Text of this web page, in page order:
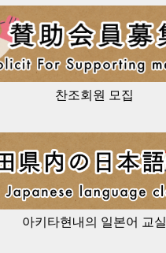
찬조회원 모집
아키타현내의 일본어 교실